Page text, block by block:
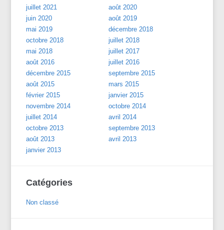
juillet 2021
août 2020
juin 2020
août 2019
mai 2019
décembre 2018
octobre 2018
juillet 2018
mai 2018
juillet 2017
août 2016
juillet 2016
décembre 2015
septembre 2015
août 2015
mars 2015
février 2015
janvier 2015
novembre 2014
octobre 2014
juillet 2014
avril 2014
octobre 2013
septembre 2013
août 2013
avril 2013
janvier 2013
Catégories
Non classé